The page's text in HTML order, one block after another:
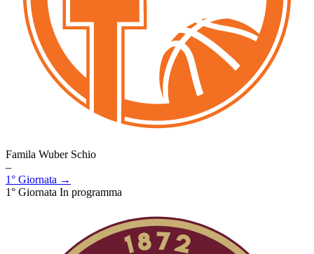
Famila Wuber Schio
–
1° Giornata →
1° Giornata In programma